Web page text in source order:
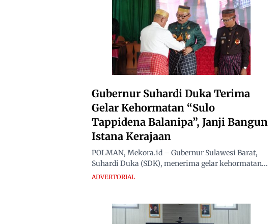
Gubernur Suhardi Duka Terima
Gelar Kehormatan “Sulo
Tappidena Balanipa”, Janji Bangun
Istana Kerajaan
POLMAN, Mekora.id – Gubernur Sulawesi Barat,
Suhardi Duka (SDK), menerima gelar kehormatan...
ADVERTORIAL